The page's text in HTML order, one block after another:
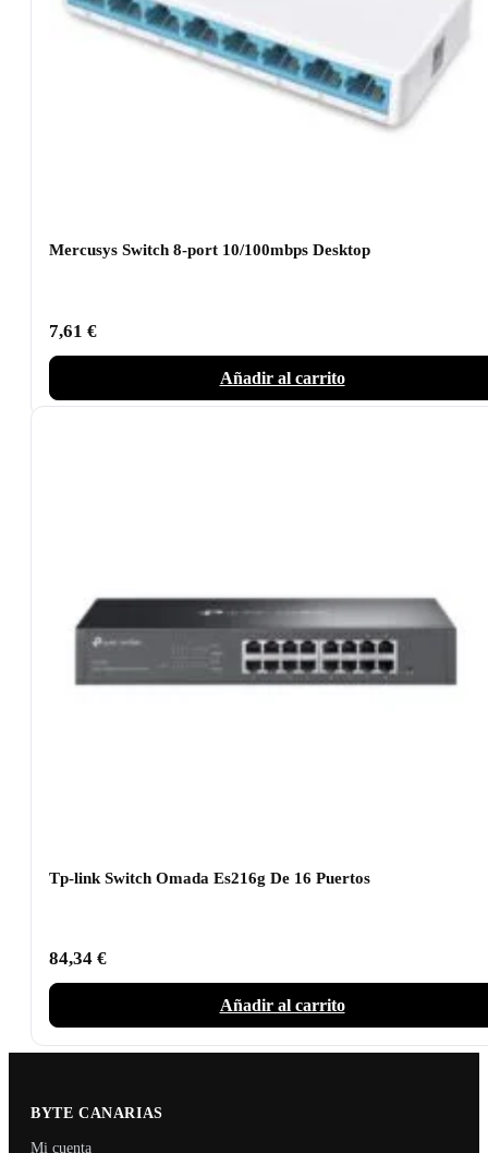
Mercusys Switch 8-port 10/100mbps Desktop
7,61 €
Añadir al carrito
Tp-link Switch Omada Es216g De 16 Puertos
84,34 €
Añadir al carrito
BYTE CANARIAS
Mi cuenta